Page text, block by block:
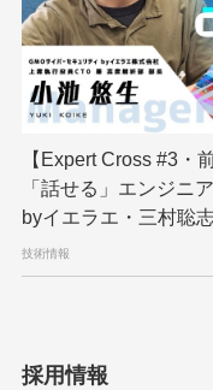
【Expert Cross #3・
「話せる」エンジニ
byイエラエ・三村聡
くする」エキスパート
技術情報
採用情報